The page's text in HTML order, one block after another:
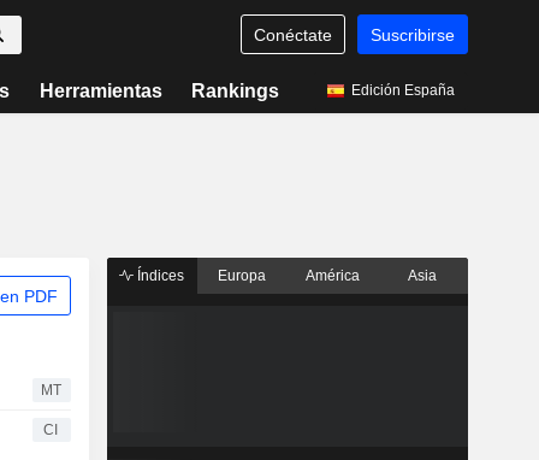
Conéctate Suscribirse
Herramientas Rankings Edición España
PDF
MT
CI
Índices Europa América Asia